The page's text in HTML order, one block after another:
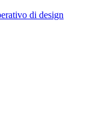
di design